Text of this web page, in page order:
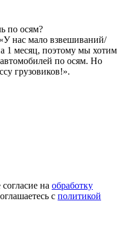
по осям?
нас мало взвешиваний/
1 месяц, поэтому мы хотим
по осям. Но
грузовиков!».
на обработку
с политикой